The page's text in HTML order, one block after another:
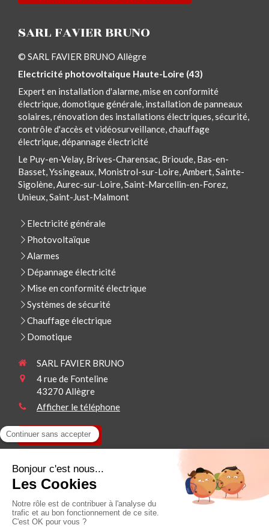
SARL FAVIER BRUNO
© SARL FAVIER BRUNO Allègre
Electricité photovoltaique Haute-Loire (43)
Expert en installation d'alarme, mise en conformité
électrique, domotique générale, installation de panneaux
solaires, rénovation des installations électriques, sécurité,
contrôle d'accès et vidéosurveillance, chauffage
électrique, dépannage électricité
Le Puy-en-Velay, Brives-Charensac, Brioude, Bas-en-
Basset, Yssingeaux, Monistrol-sur-Loire, Ambert, Sainte-
Sigolène, Aurec-sur-Loire, Saint-Marcellin-en-Forez,
Unieux, Saint-Just-Malmont
Electricité générale
Photovoltaïque
Alarmes
Dépannage électricité
Mise en conformité électrique
Systèmes de sécurité
Chauffage électrique
Domotique
SARL FAVIER BRUNO
4 rue de Fonteline
43270 Allègre
Afficher le téléphone
Demander un devis
Plan du site
Mentions légales